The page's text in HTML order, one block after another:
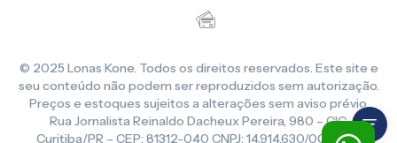
© 2025 Lonas Kone. Todos os direitos reservados. Este site e
seu conteúdo não podem ser reproduzidos sem autorização.
Preços e estoques sujeitos a alterações sem aviso prévio.
Rua Jornalista Reinaldo Dacheux Pereira, 980 – CIC,
Curitiba/PR – CEP: 81312-040 CNPJ: 14.914.630/0001-86